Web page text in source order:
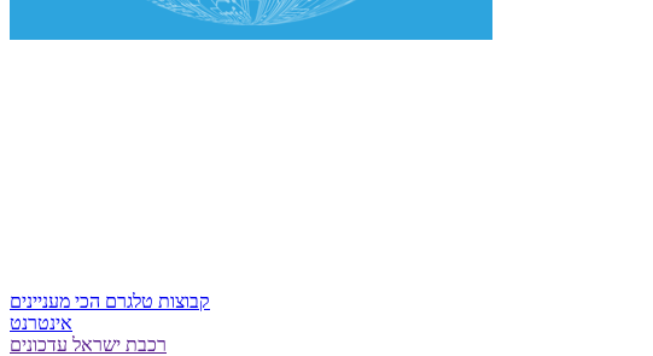
קבוצות טלגרם הכי מעניינים
אינטרנט
רכבת ישראל עדכונים